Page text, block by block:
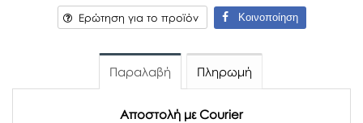
Ερώτηση για το προϊόν Κοινοποίηση
Παραλαβή Πληρωμή
Αποστολή με Courier